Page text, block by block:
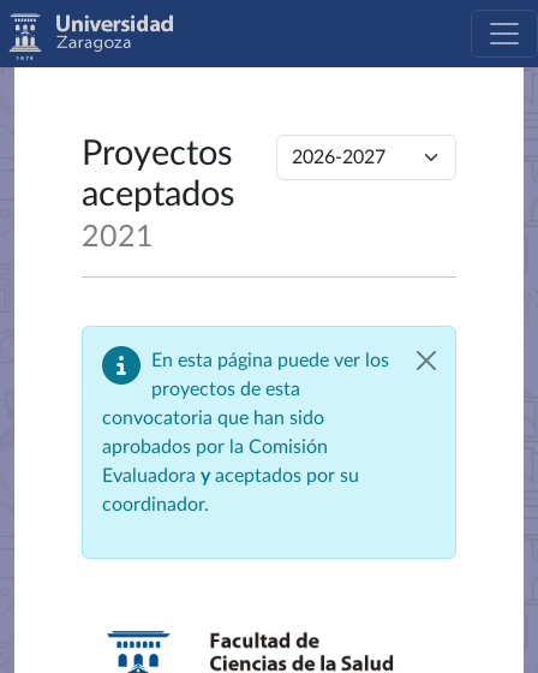
Proyectos
aceptados
2021
En esta página puede ver los
proyectos de esta
convocatoria que han sido
aprobados por la Comisión
Evaluadora yaceptados por su
coordinador.